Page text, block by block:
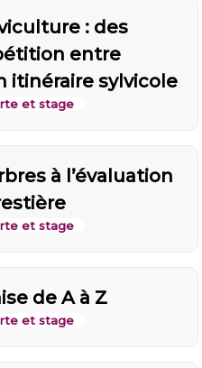
: des
entre
itinéraire sylvicole
et stage
à l’évaluation
et stage
de A à Z
et stage